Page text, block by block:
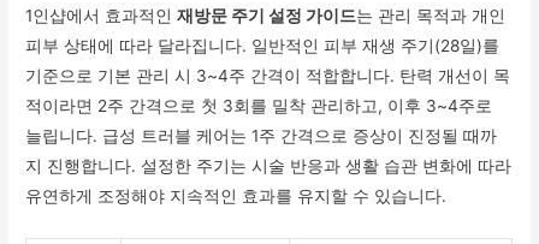
1인샵에서 효과적인재방문 주기 설정 가이드는 관리 목적과 개인
피부 상태에 따라 달라집니다. 일반적인 피부 재생 주기(28일)를
기준으로 기본 관리 시 3~4주 간격이 적합합니다. 탄력 개선이 목
적이라면 2주 간격으로 첫 3회를 밀착 관리하고, 이후 3~4주로
늘립니다. 급성 트러블 케어는 1주 간격으로 증상이 진정될 때까
지 진행합니다. 설정한 주기는 시술 반응과 생활 습관 변화에 따라
유연하게 조정해야 지속적인 효과를 유지할 수 있습니다.